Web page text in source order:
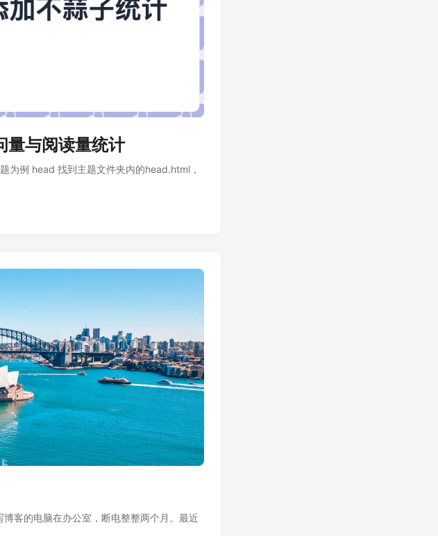
与阅读量统计
为例 head 找到主题文件夹内的head.html，
客的电脑在办公室，断电整整两个月。最近